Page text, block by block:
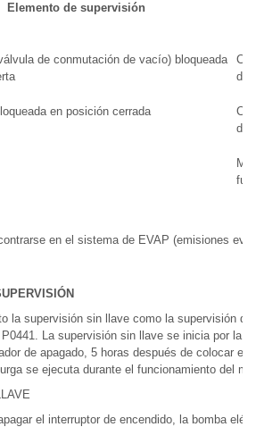
Elemento de supervisión
de conmutación de vacío) bloqueada
en posición cerrada
en el sistema de EVAP (emisiones
la supervisión sin llave como la supervisión
La supervisión sin llave se inicia por la
de apagado, 5 horas después de colocar el
se ejecuta durante el funcionamiento del
el interruptor de encendido, la bomba